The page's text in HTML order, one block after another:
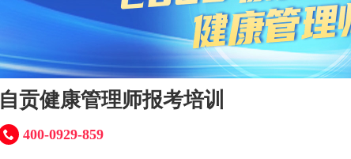
自贡健康管理师报考培训
400-0929-859